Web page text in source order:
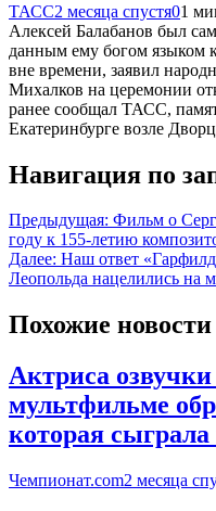
ТАСС2 месяца спустя01
Алексей Балабанов был
данным ему богом языком
вне времени, заявил
Михалков на церемонии
ранее сообщал ТАСС,
Екатеринбурге возле
Навигация по
Предыдущая: Фильм о
году к 155-летию
Далее: Наш ответ
Леопольда нацелились на
Похожие новости
Актриса
мультфильме
которая
Чемпионат.com2 месяца